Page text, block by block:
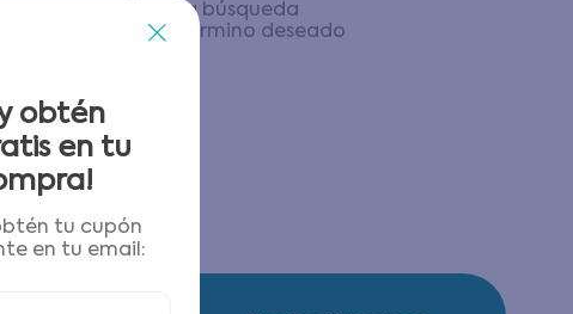
genéricos en la búsqueda
sinónimos del término deseado
obtén
en tu
tu cupón
en tu email: